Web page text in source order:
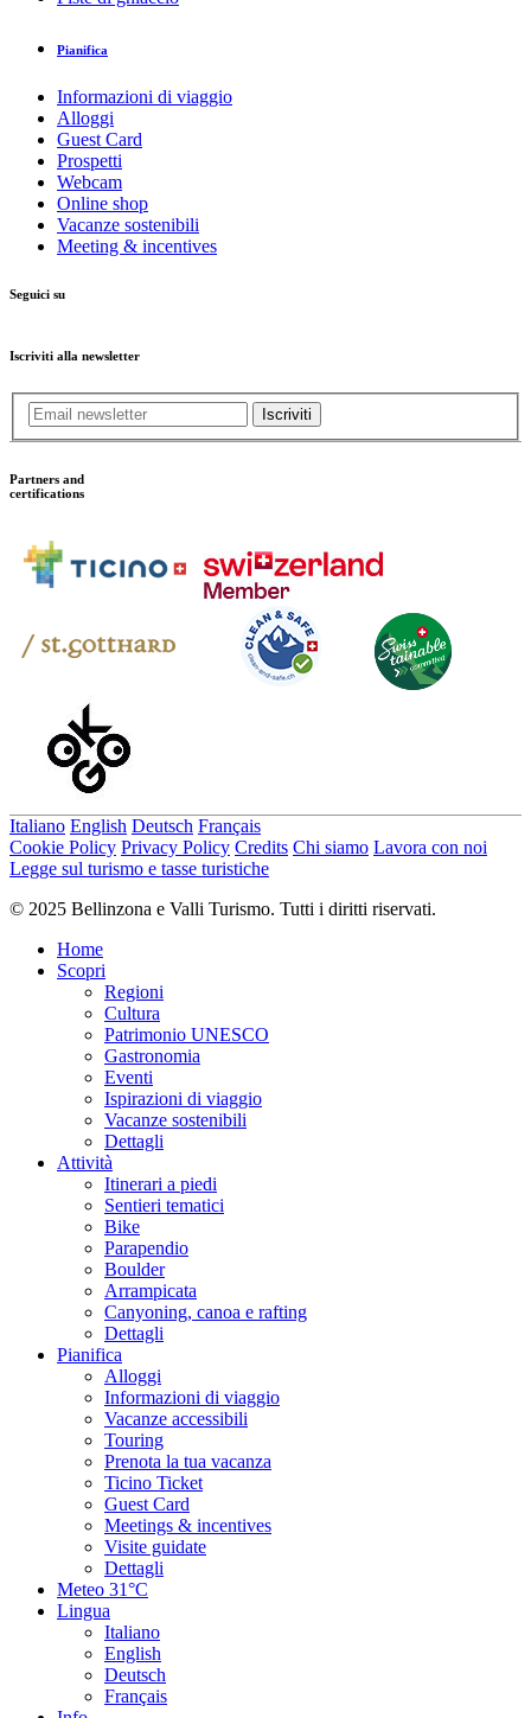
Pianifica
Informazioni di viaggio
Alloggi
Guest Card
Prospetti
Webcam
Online shop
Vacanze sostenibili
Meeting & incentives
Seguici su
Iscriviti alla newsletter
Iscriviti
Partners and
certifications
Italiano English Deutsch Français
Cookie Policy Privacy Policy Credits Chi siamo Lavora con noi
Legge sul turismo e tasse turistiche
© 2025 Bellinzona e Valli Turismo. Tutti i diritti riservati.
Home
Scopri
Regioni
Cultura
Patrimonio UNESCO
Gastronomia
Eventi
Ispirazioni di viaggio
Vacanze sostenibili
Dettagli
Attività
Itinerari a piedi
Sentieri tematici
Bike
Parapendio
Boulder
Arrampicata
Canyoning, canoa e rafting
Dettagli
Pianifica
Alloggi
Informazioni di viaggio
Vacanze accessibili
Touring
Prenota la tua vacanza
Ticino Ticket
Guest Card
Meetings & incentives
Visite guidate
Dettagli
Meteo 31°C
Lingua
Italiano
English
Deutsch
Français